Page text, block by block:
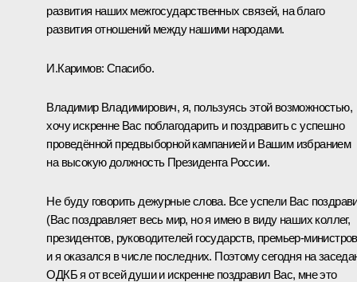
развития наших межгосударственных связей, на благо
развития отношений между нашими народами.
И.Каримов: Спасибо.
Владимир Владимирович, я, пользуясь этой возможностью,
хочу искренне Вас поблагодарить и поздравить с успешно
проведённой предвыборной кампанией и Вашим избранием
на высокую должность Президента России.
Не буду говорить дежурные слова. Все успели Вас
(Вас поздравляет весь мир, но я имею в виду наших коллег,
президентов, руководителей государств, премьер-
и я оказался в числе последних. Поэтому сегодня на
ОДКБя от всей души и искренне поздравил Вас, мне это